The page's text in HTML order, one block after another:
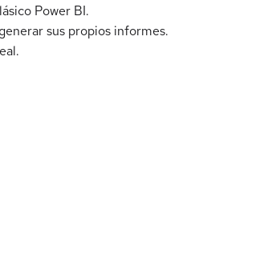
Power BI.
sus propios informes.